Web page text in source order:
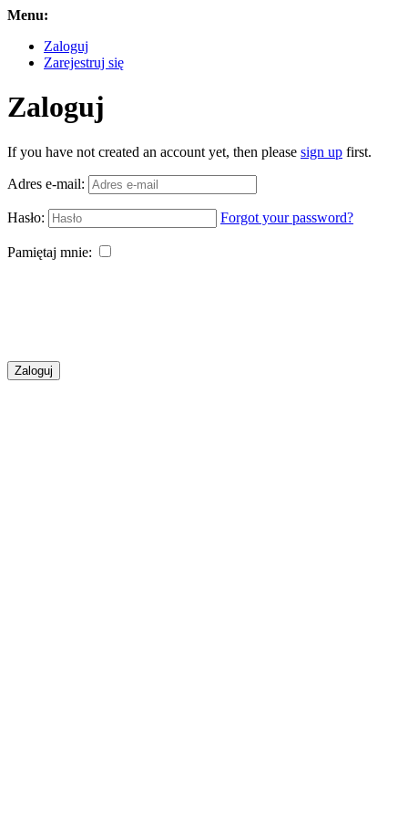
Menu:
Zaloguj
Zarejestruj się
Zaloguj
If you have not created an account yet, then please sign up first.
Adres e-mail:
Hasło: Forgot your password?
Pamiętaj mnie:
Zaloguj